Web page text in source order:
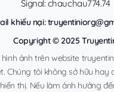
Signal: chauchau774.74
khiếu nại:
Copyright © 2025
ảnh trên website
Chúng tôi không sở hữu hay
thị. Nếu làm ảnh hưởng